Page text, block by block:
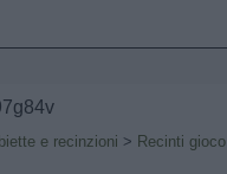
e recinzioni > Recinti gioco